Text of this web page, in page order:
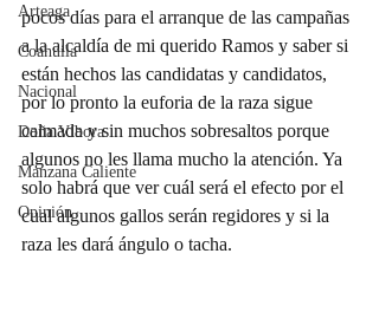
Arteaga
Coahuila
Nacional
Doña Víbora
Manzana Caliente
Opinión
pocos días para el arranque de las campañas
a la alcaldía de mi querido Ramos y saber si
están hechos las candidatas y candidatos,
por lo pronto la euforia de la raza sigue
calmada y sin muchos sobresaltos porque
algunos no les llama mucho la atención. Ya
solo habrá que ver cuál será el efecto por el
cual algunos gallos serán regidores y si la
raza les dará ángulo o tacha.